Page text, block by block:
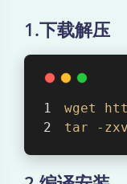
1.下载解压
wget
tar
-